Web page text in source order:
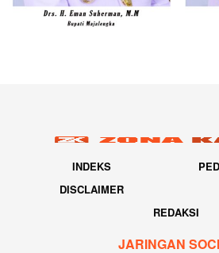
INDEKS
DISCLAIMER
REDAKSI
JARINGAN